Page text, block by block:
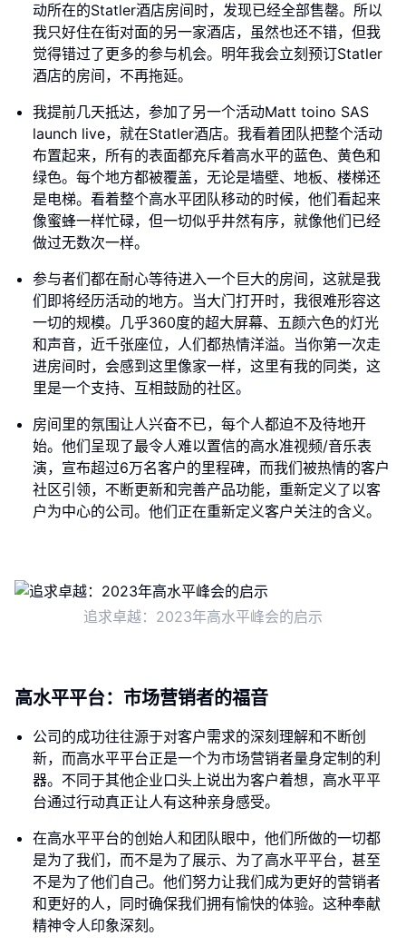
动所在的Statler酒店房间时，发现已经全部售罄。所以
我只好住在街对面的另一家酒店，虽然也还不错，但我
觉得错过了更多的参与机会。明年我会立刻预订Statler
酒店的房间，不再拖延。
我提前几天抵达，参加了另一个活动Matt toino SAS
launch live，就在Statler酒店。我看着团队把整个活动
布置起来，所有的表面都充斥着高水平的蓝色、黄色和
绿色。每个地方都被覆盖，无论是墙壁、地板、楼梯还
是电梯。看着整个高水平团队移动的时候，他们看起来
像蜜蜂一样忙碌，但一切似乎井然有序，就像他们已经
做过无数次一样。
参与者们都在耐心等待进入一个巨大的房间，这就是我
们即将经历活动的地方。当大门打开时，我很难形容这
一切的规模。几乎360度的超大屏幕、五颜六色的灯光
和声音，近千张座位，人们都热情洋溢。当你第一次走
进房间时，会感到这里像家一样，这里有我的同类，这
里是一个支持、互相鼓励的社区。
房间里的氛围让人兴奋不已，每个人都迫不及待地开
始。他们呈现了最令人难以置信的高水准视频/音乐表
演，宣布超过6万名客户的里程碑，而我们被热情的客户
社区引领，不断更新和完善产品功能，重新定义了以客
户为中心的公司。他们正在重新定义客户关注的含义。
追求卓越：2023年高水平峰会的启示
高水平平台：市场营销者的福音
公司的成功往往源于对客户需求的深刻理解和不断创
新，而高水平平台正是一个为市场营销者量身定制的利
器。不同于其他企业口头上说出为客户着想，高水平平
台通过行动真正让人有这种亲身感受。
在高水平平台的创始人和团队眼中，他们所做的一切都
是为了我们，而不是为了展示、为了高水平平台，甚至
不是为了他们自己。他们努力让我们成为更好的营销者
和更好的人，同时确保我们拥有愉快的体验。这种奉献
精神令人印象深刻。